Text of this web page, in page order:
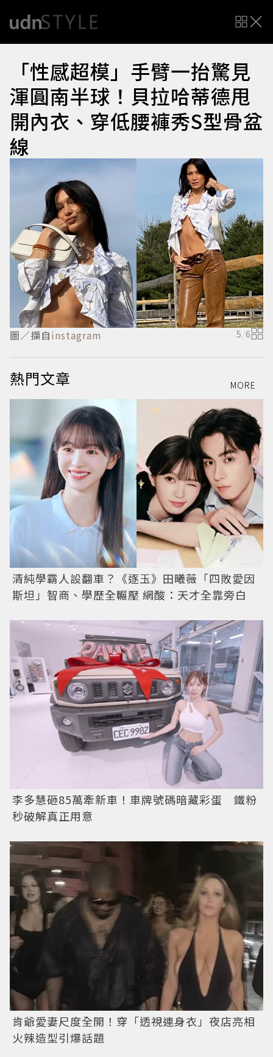
「性感超模」手臂一抬驚見
渾圓南半球！貝拉哈蒂德甩
開內衣、穿低腰褲秀S型骨盆
線
圖／擷自instagram 5 /6
熱門文章 MORE
清純學霸人設翻車？《逐玉》田曦薇「四敗愛因
斯坦」智商、學歷全輾壓 網酸：天才全靠旁白
李多慧砸85萬牽新車！車牌號碼暗藏彩蛋 鐵粉
秒破解真正用意
肯爺愛妻尺度全開！穿「透視連身衣」夜店亮相
火辣造型引爆話題